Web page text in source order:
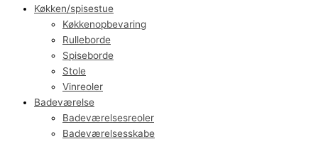
Køkken/spisestue
Køkkenopbevaring
Rulleborde
Spiseborde
Stole
Vinreoler
Badeværelse
Badeværelsesreoler
Badeværelsesskabe